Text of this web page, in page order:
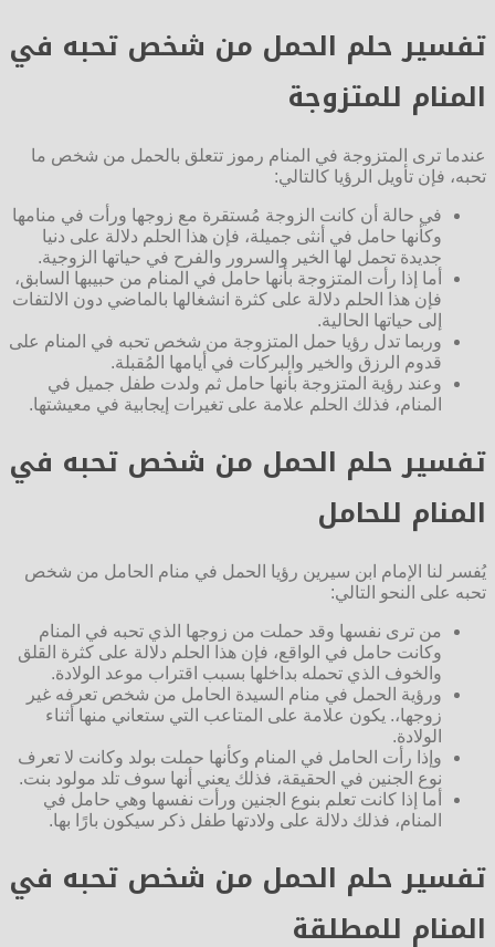
تفسير حلم الحمل من شخص تحبه في
المنام للمتزوجة
عندما ترى المتزوجة في المنام رموز تتعلق بالحمل من شخص ما
تحبه، فإن تأويل الرؤيا كالتالي:
في حالة أن كانت الزوجة مُستقرة مع زوجها ورأت في منامها
وكأنها حامل في أنثى جميلة، فإن هذا الحلم دلالة على دنيا
جديدة تحمل لها الخير والسرور والفرح في حياتها الزوجية.
أما إذا رأت المتزوجة بأنها حامل في المنام من حبيبها السابق،
فإن هذا الحلم دلالة على كثرة انشغالها بالماضي دون الالتفات
إلى حياتها الحالية.
وربما تدل رؤيا حمل المتزوجة من شخص تحبه في المنام على
قدوم الرزق والخير والبركات في أيامها المُقبلة.
وعند رؤية المتزوجة بأنها حامل ثم ولدت طفل جميل في
المنام، فذلك الحلم علامة على تغيرات إيجابية في معيشتها.
تفسير حلم الحمل من شخص تحبه في
المنام للحامل
يُفسر لنا الإمام ابن سيرين رؤيا الحمل في منام الحامل من شخص
تحبه على النحو التالي:
من ترى نفسها وقد حملت من زوجها الذي تحبه في المنام
وكانت حامل في الواقع، فإن هذا الحلم دلالة على كثرة القلق
والخوف الذي تحمله بداخلها بسبب اقتراب موعد الولادة.
ورؤية الحمل في منام السيدة الحامل من شخص تعرفه غير
زوجها،. يكون علامة على المتاعب التي ستعاني منها أثناء
الولادة.
وإذا رأت الحامل في المنام وكأنها حملت بولد وكانت لا تعرف
نوع الجنين في الحقيقة، فذلك يعني أنها سوف تلد مولود بنت.
أما إذا كانت تعلم بنوع الجنين ورأت نفسها وهي حامل في
المنام، فذلك دلالة على ولادتها طفل ذكر سيكون بارًا بها.
تفسير حلم الحمل من شخص تحبه في
المنام للمطلقة